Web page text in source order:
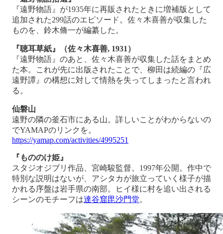
『遠野物語』が1935年に再販されたときに増補版として
追加された299話のエピソード。佐々木喜善が収集した
ものを、鈴木脩一が編纂した。
『聴耳草紙』（佐々木喜善, 1931）
『遠野物語』のあと、佐々木喜善が収集した話をまとめ
た本。これが先に出版されたことで、柳田は続編の『広
遠野譚』の構想に対して情熱を失ってしまったと言われ
る。
仙磐山
遠野の隣の釜石市にある山。詳しいことがわからないの
でYAMAPのリンクを。
https://yamap.com/activities/4995251
『もののけ姫』
スタジオジブリ作品、宮崎駿監督。1997年公開。作中で
特別な説明はないが、アシタカが旅立っていく様子が描
かれる序盤は岩手県の南部。ヒイ様に村を追い出される
シーンのモチーフは達谷窟毘沙門堂。